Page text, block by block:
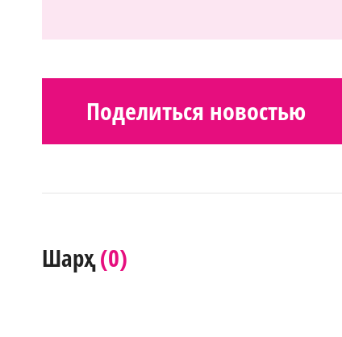
Поделиться новостью
Шарҳ(0)